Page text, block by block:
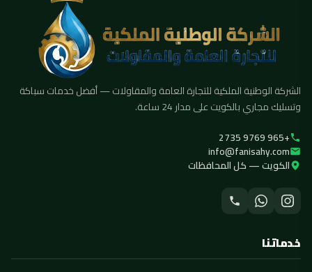
الشركة الوطنية الملكية للتجارة العامة والمقاولات — أفضل خدمات سباكة
وتسليك مجاري بالكويت على مدار 24 ساعة.
+965 9769 2735
info@fanisahy.com
الكويت — كل المحافظات
خدماتنا